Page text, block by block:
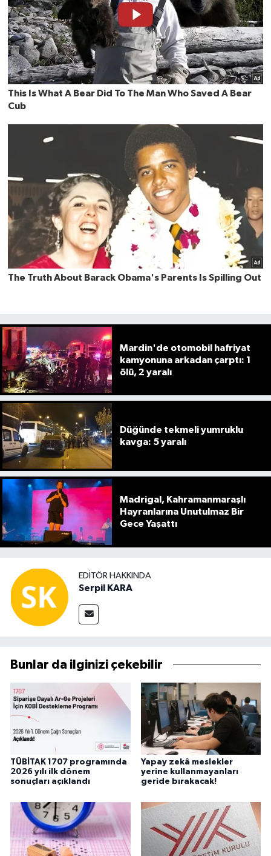
Mardin'de otomobil hafriyat
kamyonuna arkadan çarptı: 1
ölü, 2 yaralı
Düğünde tekmeli yumruklu
kavga: 5 yaralı
Madrigal, Kahramanmaraşlı
Hayranlarına Unutulmaz Bir
Gece Yaşattı
EDITÖR HAKKINDA
Serpil KARA
Bunlar da ilginizi çekebilir
TÜBİTAK 1707 programında
2026 yılı ilk dönem
sonuçları açıklandı
Yapay zekâ meslekler
yerine kullanmayanları
geride bırakacak!